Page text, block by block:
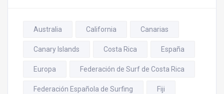
Australia California Canarias
Canary Islands Costa Rica España
Europa Federación de Surf de Costa Rica
Federación Española de Surfing Fiji